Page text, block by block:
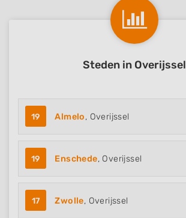
Steden in Overijssel
19 Almelo, Overijssel
19 Enschede, Overijssel
17 Zwolle, Overijssel